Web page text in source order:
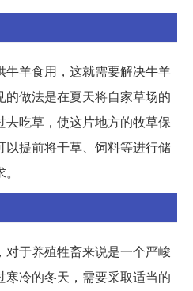
羊食用，这就需要解决牛羊
做法是在夏天将自家草场的
吃草，使这片地方的牧草保
提前将干草、饲料等进行储
于养殖牲畜来说是一个严峻
冷的冬天，需要采取适当的